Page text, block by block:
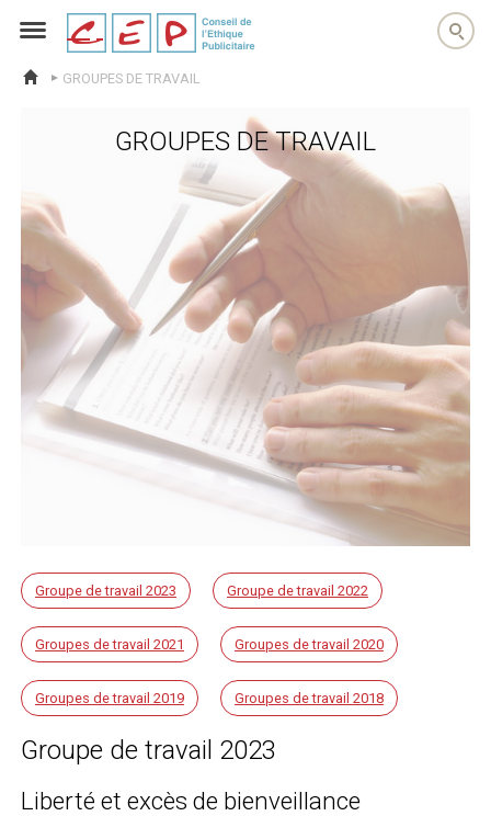
cep
ACCUEIL
GROUPES DE TRAVAIL
GROUPES DE TRAVAIL
Groupe de travail 2023 Groupe de travail 2022
Groupes de travail 2021 Groupes de travail 2020
Groupes de travail 2019 Groupes de travail 2018
Groupe de travail 2023
Liberté et excès de bienveillance